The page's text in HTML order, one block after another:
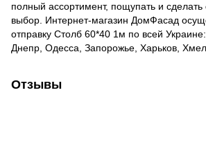
полный ассортимент, пощупать и
выбор. Интернет-магазин ДомФасад
отправку Столб 60*40 1м по всей
Днепр, Одесса, Запорожье, Харьков,
Отзывы